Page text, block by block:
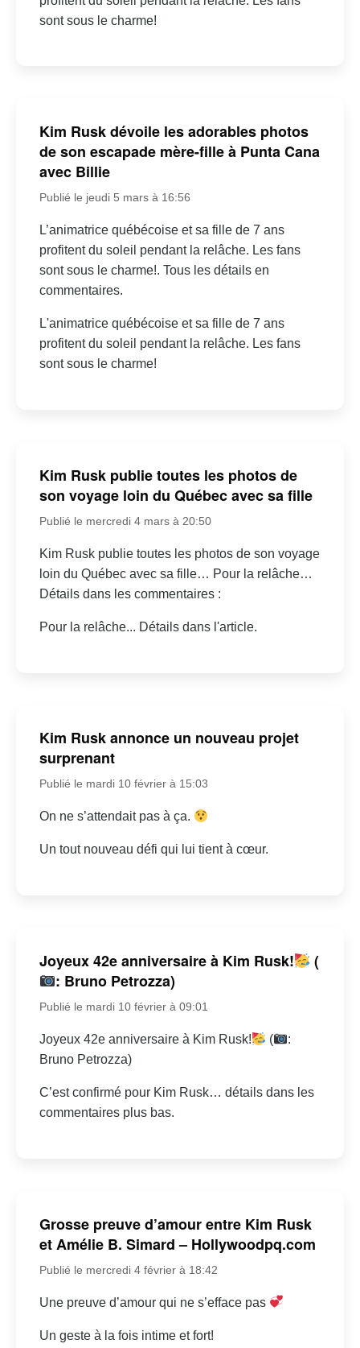
sont sous le charme!
Kim Rusk dévoile les adorables photos
de son escapade mère-fille à Punta Cana
avec Billie
Publié le jeudi 5 mars à 16:56
L’animatrice québécoise et sa fille de 7 ans
profitent du soleil pendant la relâche. Les fans
sont sous le charme!. Tous les détails en
commentaires.
L'animatrice québécoise et sa fille de 7 ans
profitent du soleil pendant la relâche. Les fans
sont sous le charme!
Kim Rusk publie toutes les photos de
son voyage loin du Québec avec sa fille
Publié le mercredi 4 mars à 20:50
Kim Rusk publie toutes les photos de son voyage
loin du Québec avec sa fille… Pour la relâche…
Détails dans les commentaires :
Pour la relâche... Détails dans l'article.
Kim Rusk annonce un nouveau projet
surprenant
Publié le mardi 10 février à 15:03
On ne s’attendait pas à ça.
Un tout nouveau défi qui lui tient à cœur.
Joyeux 42e anniversaire à Kim Rusk!
(
: Bruno Petrozza)
Publié le mardi 10 février à 09:01
Joyeux 42e anniversaire à Kim Rusk! (
:
Bruno Petrozza)
C’est confirmé pour Kim Rusk… détails dans les
commentaires plus bas.
Grosse preuve d’amour entre Kim Rusk
et Amélie B. Simard – Hollywoodpq.com
Publié le mercredi 4 février à 18:42
Une preuve d’amour qui ne s’efface pas
Un geste à la fois intime et fort!